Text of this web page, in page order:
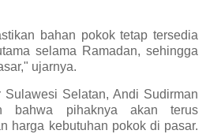
bahan pokok tetap tersedia
selama Ramadan, sehingga
ujarnya.
Sulawesi Selatan, Andi Sudirman
bahwa pihaknya akan terus
harga kebutuhan pokok di pasar.